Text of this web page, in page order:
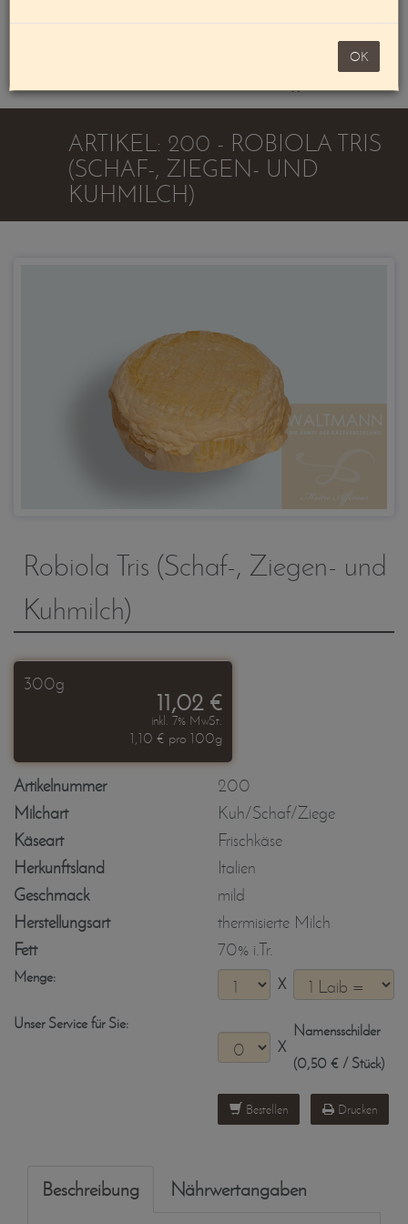
noch 100,00 €
Warenkorb
OK
ARTIKEL: 200 - ROBIOLA TRIS
(SCHAF-, ZIEGEN- UND
KUHMILCH)
Robiola Tris (Schaf-, Ziegen- und
Kuhmilch)
300g
11,02 €
inkl. 7% MwSt.
1,10 € pro 100g
Artikelnummer
200
Milchart
Kuh/Schaf/Ziege
Käseart
Frischkäse
Herkunftsland
Italien
Geschmack
mild
Herstellungsart
thermisierte Milch
Fett
70% i.Tr.
Menge: X
Unser Service für Sie:
X
Namensschilder
(0,50 € / Stück)
Bestellen Drucken
Beschreibung Nährwertangaben